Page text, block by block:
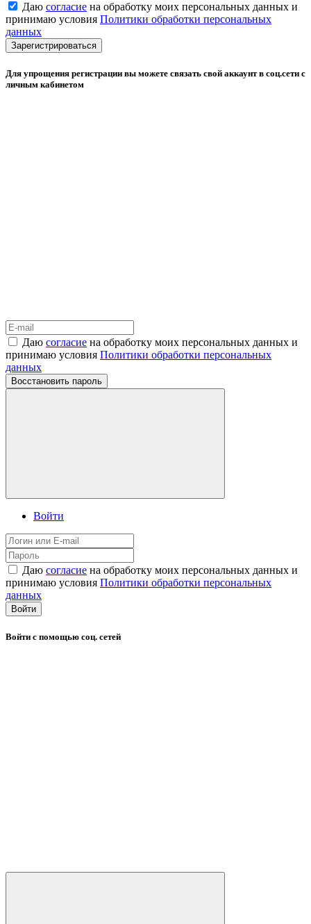
Даю согласие на обработку моих персональных данных и
принимаю условия Политики обработки персональных
данных
Зарегистрироваться
Для упрощения регистрации вы можете связать свой аккаунт в соц.сети с
личным кабинетом
Даю согласие на обработку моих персональных данных и
принимаю условия Политики обработки персональных
данных
Восстановить пароль
Войти
Даю согласие на обработку моих персональных данных и
принимаю условия Политики обработки персональных
данных
Войти
Войти с помощью соц. сетей